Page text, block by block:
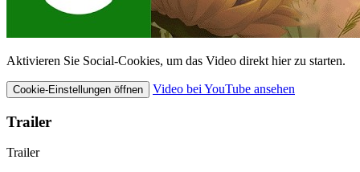
Aktivieren Sie Social-Cookies, um das Video direkt hier zu starten.
Cookie-Einstellungen öffnen Video bei YouTube ansehen
Trailer
Trailer